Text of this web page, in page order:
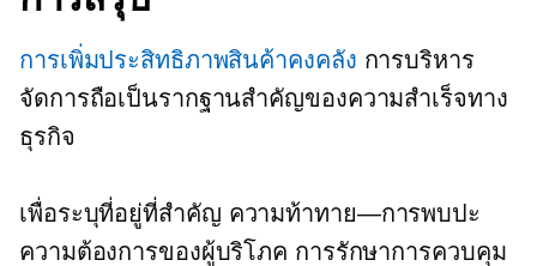
การเพิ่มประสิทธิภาพสินค้าคงคลัง การบริหาร
จัดการถือเป็นรากฐานสำคัญของความสำเร็จทาง
ธุรกิจ
เพื่อระบุที่อยู่ที่สำคัญ ความท้าทาย—การพบปะ
ความต้องการของผู้บริโภค การรักษาการควบคุม